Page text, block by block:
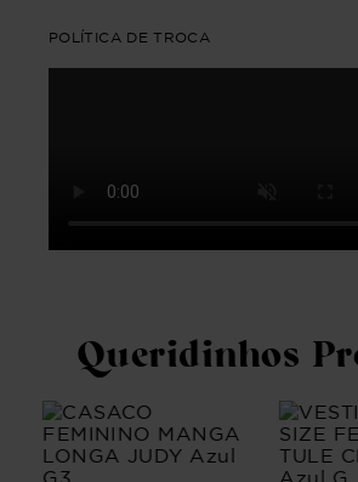
POLÍTICA DE TROCA
Queridinhos